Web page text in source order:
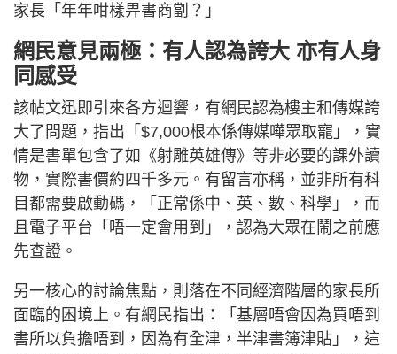
家長「年年咁樣畀書商劏？」
網民意見兩極：有人認為誇大 亦有人身
同感受
該帖文迅即引來各方迴響，有網民認為樓主和傳媒誇
大了問題，指出「$7,000根本係傳媒嘩眾取寵」，實
情是書單包含了如《射雕英雄傳》等非必要的課外讀
物，實際書價約四千多元。有留言亦稱，並非所有科
目都需要啟動碼，「正常係中、英、數、科學」，而
且電子平台「唔一定會用到」，認為大眾在鬧之前應
先查證。
另一核心的討論焦點，則落在不同經濟階層的家長所
面臨的困境上。有網民指出：「基層唔會因為買唔到
書所以負擔唔到，因為有全津，半津書簿津貼」，這